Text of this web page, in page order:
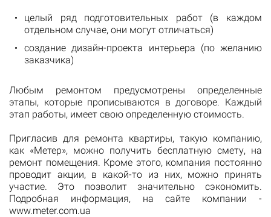
целый ряд подготовительных работ (в каждом
отдельном случае, они могут отличаться)
создание дизайн-проекта интерьера (по желанию
заказчика)
Любым ремонтом предусмотрены определенные
этапы, которые прописываются в договоре. Каждый
этап работы, имеет свою определенную стоимость.
Пригласив для ремонта квартиры, такую компанию,
как «Метер», можно получить бесплатную смету, на
ремонт помещения. Кроме этого, компания постоянно
проводит акции, в какой-то из них, можно принять
участие. Это позволит значительно сэкономить.
Подробная информация, на сайте компании -
www.meter.com.ua